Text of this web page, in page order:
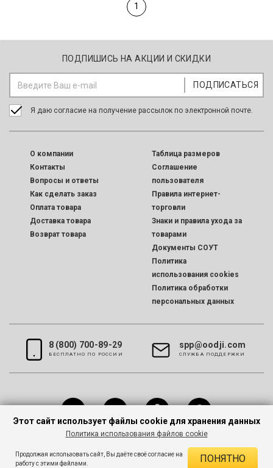
1
ПОДПИШИСЬ НА АКЦИИ И СКИДКИ
Я даю согласие на получение рассылок по электронной почте.
O компании
Контакты
Вопросы и ответы
Как сделать заказ
Оплата товара
Доставка товара
Возврат товара
Таблица размеров
Соглашение
пользователя
Правила интернет-
торговли
Знаки и правила ухода за
товарами
Документы СОУТ
Политика
использования cookies
Политика обработки
персональных данных
8 (800) 700-89-29
БЕСПЛАТНО ПО РОССИИ
spp@oodji.com
CЛУЖБА ПОДДЕРЖКИ
Этот сайт использует файлы cookie для хранения данных
Политика использования файлов cookie
Продолжая использовать сайт, Вы даёте своё согласие на
работу с этими файлами.
ПОНЯТНО